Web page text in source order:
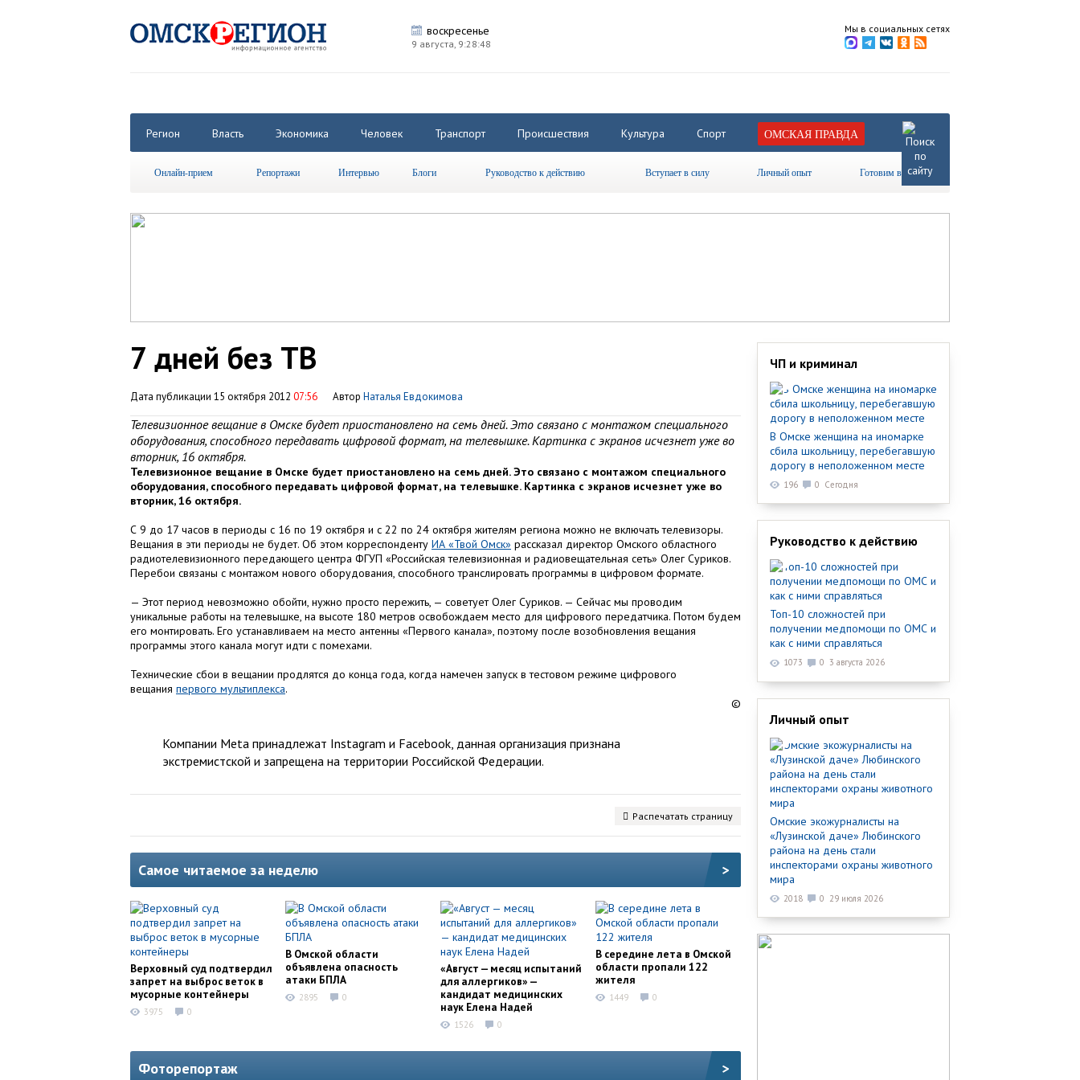
воскресенье
9 августа, 9:28:48
Мы в социальных сетях
Регион Власть Экономика Человек Транспорт Происшествия Культура Спорт ОМСКАЯ ПРАВДА
Онлайн-прием Репортажи Интервью Блоги Руководство к действию Вступает в силу Личный опыт Готовим вместе
7 дней без ТВ
Дата публикации 15 октября 2012 07:56 Автор Наталья Евдокимова
Телевизионное вещание в Омске будет приостановлено на семь дней. Это связано с монтажом специального
оборудования, способного передавать цифровой формат, на телевышке. Картинка с экранов исчезнет уже во
вторник, 16 октября.
Телевизионное вещание в Омске будет приостановлено на семь дней. Это связано с монтажом специального
оборудования, способного передавать цифровой формат, на телевышке. Картинка с экранов исчезнет уже во
вторник, 16 октября.
С 9 до 17 часов в периоды с 16 по 19 октября и с 22 по 24 октября жителям региона можно не включать телевизоры.
Вещания в эти периоды не будет. Об этом корреспонденту ИА «Твой Омск» рассказал директор Омского областного
радиотелевизионного передающего центра ФГУП «Российская телевизионная и радиовещательная сеть» Олег Суриков.
Перебои связаны с монтажом нового оборудования, способного транслировать программы в цифровом формате.
— Этот период невозможно обойти, нужно просто пережить, — советует Олег Суриков. — Сейчас мы проводим
уникальные работы на телевышке, на высоте 180 метров освобождаем место для цифрового передатчика. Потом будем
его монтировать. Его устанавливаем на место антенны «Первого канала», поэтому после возобновления вещания
программы этого канала могут идти с помехами.
Технические сбои в вещании продлятся до конца года, когда намечен запуск в тестовом режиме цифрового
вещания первого мультиплекса.
©
Компании Meta принадлежат Instagram и Facebook, данная организация признана
экстремистской и запрещена на территории Российской Федерации.
Распечатать страницу
Самое читаемое за неделю >
Верховный суд подтвердил
запрет на выброс веток в
мусорные контейнеры
3975 0
В Омской области
объявлена опасность
атаки БПЛА
2895 0
«Август — месяц испытаний
для аллергиков» —
кандидат медицинских
наук Елена Надей
1526 0
В середине лета в Омской
области пропали 122
жителя
1449 0
Фоторепортаж >
ЧП и криминал
В Омске женщина на иномарке
сбила школьницу, перебегавшую
дорогу в неположенном месте
196 0 Сегодня
Руководство к действию
Топ-10 сложностей при
получении медпомощи по ОМС и
как с ними справляться
1073 0 3 августа 2026
Личный опыт
Омские экожурналисты на
«Лузинской даче» Любинского
района на день стали
инспекторами охраны животного
мира
2018 0 29 июля 2026